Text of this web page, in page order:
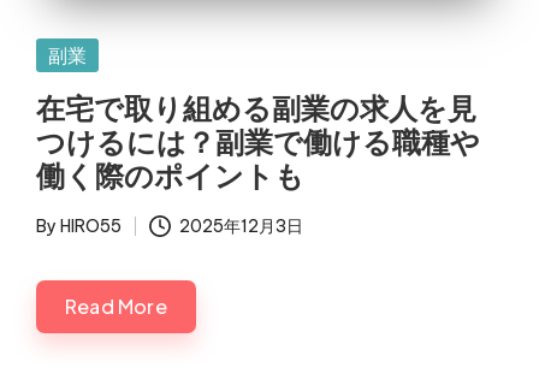
Posted
副業
在宅で取り組める副業の求人を見
つけるには？副業で働ける職種や
働く際のポイントも
Posted
By HIRO55 2025年12月3日
Read More